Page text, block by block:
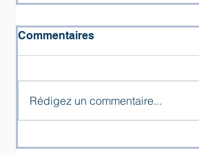
hommage du Chœur de
Commentaires
Rédigez un commentaire...